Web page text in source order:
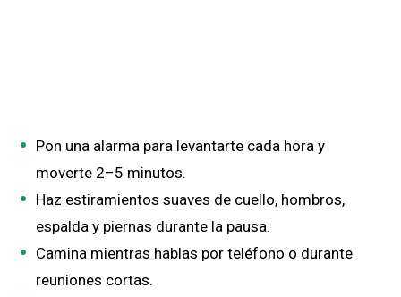
Pon una alarma para levantarte cada hora y
moverte 2–5 minutos.
Haz estiramientos suaves de cuello, hombros,
espalda y piernas durante la pausa.
Camina mientras hablas por teléfono o durante
reuniones cortas.